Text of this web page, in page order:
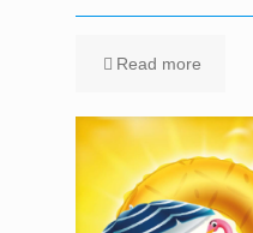
Read more